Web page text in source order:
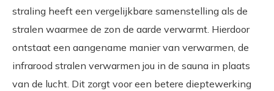
straling heeft een vergelijkbare samenstelling als de
stralen waarmee de zon de aarde verwarmt. Hierdoor
ontstaat een aangename manier van verwarmen, de
infrarood stralen verwarmen jou in de sauna in plaats
van de lucht. Dit zorgt voor een betere dieptewerking